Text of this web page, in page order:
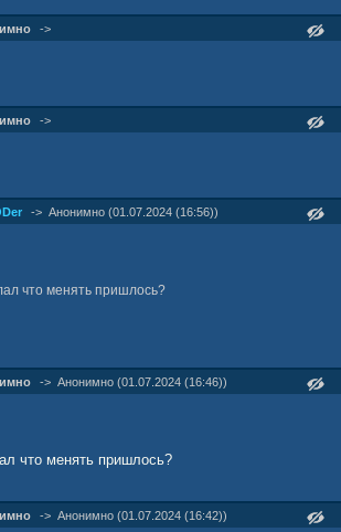
->
->
-> Анонимно (01.07.2024 (16:56))
что менять пришлось?
-> Анонимно (01.07.2024 (16:46))
что менять пришлось?
-> Анонимно (01.07.2024 (16:42))